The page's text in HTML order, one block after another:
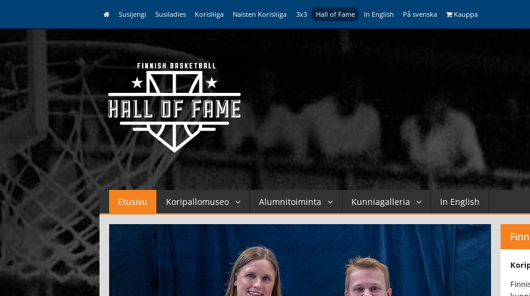
Susijengi Susiladies Korisliiga Naisten Korisliiga 3x3 Hall of Fame In English På svenska Kauppa
Etusivu Koripallomuseo Alumnitoiminta Kunniagalleria In English